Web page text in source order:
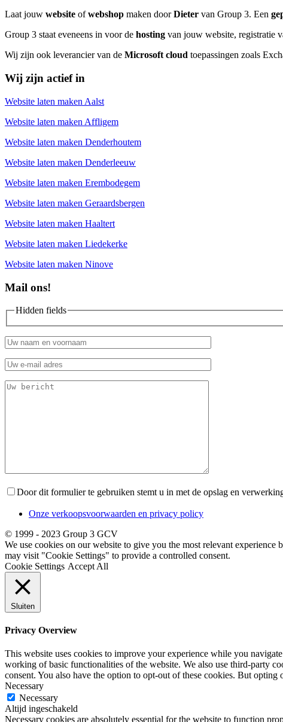
Laat jouw website ofwebshop maken doorDieter van Group 3. Een
Group 3 staat eveneens in voor de hosting van jouw website, registratie
Wij zijn ook leverancier van de Microsoft cloud toepassingen zoals
Wij zijn actief in
Website laten maken Aalst
Website laten maken Affligem
Website laten maken Denderhoutem
Website laten maken Denderleeuw
Website laten maken Erembodegem
Website laten maken Geraardsbergen
Website laten maken Haaltert
Website laten maken Liedekerke
Website laten maken Ninove
Mail ons!
Hidden fields
Door dit formulier te gebruiken stemt u in met de opslag en
Onze verkoopsvoorwaarden en privacy policy
© 1999 - 2023 Group 3 GCV
We use cookies on our website to give you the most relevant
may visit "Cookie Settings" to provide a controlled consent.
Cookie Settings Accept All
Sluiten
Privacy Overview
This website uses cookies to improve your experience while you
working of basic functionalities of the website. We also use third-party
consent. You also have the option to opt-out of these cookies. But
Necessary
Necessary
Altijd ingeschakeld
Necessary cookies are absolutely essential for the website to function